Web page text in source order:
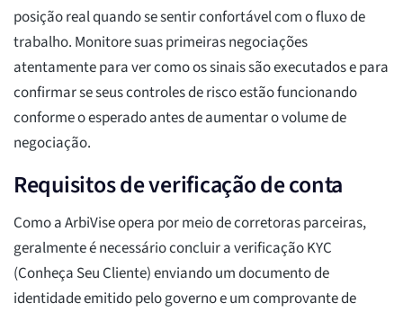
posição real quando se sentir confortável com o fluxo de
trabalho. Monitore suas primeiras negociações
atentamente para ver como os sinais são executados e para
confirmar se seus controles de risco estão funcionando
conforme o esperado antes de aumentar o volume de
negociação.
Requisitos de verificação de conta
Como a ArbiVise opera por meio de corretoras parceiras,
geralmente é necessário concluir a verificação KYC
(Conheça Seu Cliente) enviando um documento de
identidade emitido pelo governo e um comprovante de